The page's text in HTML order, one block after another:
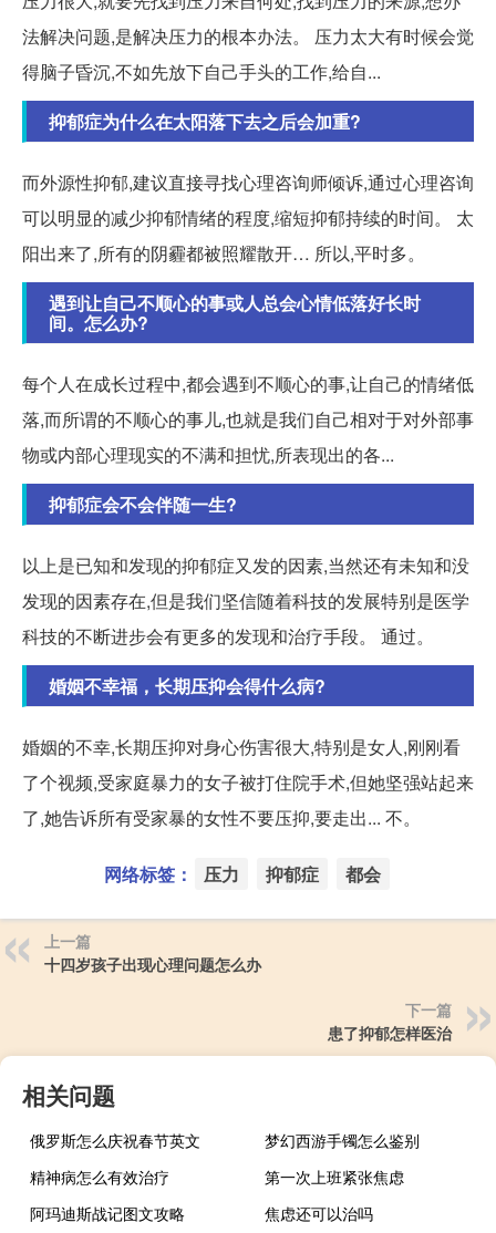
法解决问题,是解决压力的根本办法。 压力太大有时候会觉
得脑子昏沉,不如先放下自己手头的工作,给自...
抑郁症为什么在太阳落下去之后会加重?
而外源性抑郁,建议直接寻找心理咨询师倾诉,通过心理咨询
可以明显的减少抑郁情绪的程度,缩短抑郁持续的时间。 太
阳出来了,所有的阴霾都被照耀散开… 所以,平时多。
遇到让自己不顺心的事或人总会心情低落好长时
间。怎么办?
每个人在成长过程中,都会遇到不顺心的事,让自己的情绪低
落,而所谓的不顺心的事儿,也就是我们自己相对于对外部事
物或内部心理现实的不满和担忧,所表现出的各...
抑郁症会不会伴随一生?
以上是已知和发现的抑郁症又发的因素,当然还有未知和没
发现的因素存在,但是我们坚信随着科技的发展特别是医学
科技的不断进步会有更多的发现和治疗手段。 通过。
婚姻不幸福，长期压抑会得什么病?
婚姻的不幸,长期压抑对身心伤害很大,特别是女人,刚刚看
了个视频,受家庭暴力的女子被打住院手术,但她坚强站起来
了,她告诉所有受家暴的女性不要压抑,要走出... 不。
网络标签： 压力 抑郁症 都会
上一篇
十四岁孩子出现心理问题怎么办
下一篇
患了抑郁怎样医治
相关问题
俄罗斯怎么庆祝春节英文
梦幻西游手镯怎么鉴别
精神病怎么有效治疗
第一次上班紧张焦虑
阿玛迪斯战记图文攻略
焦虑还可以治吗